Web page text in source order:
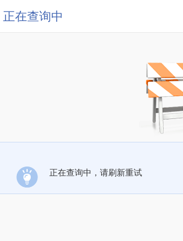
正在查询中
正在查询中，请刷新重试